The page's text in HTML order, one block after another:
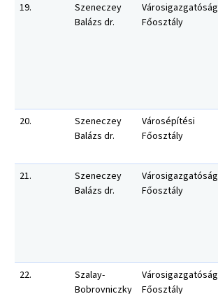
19.
Szeneczey
Balázs dr.
Városigazgatóság
Főosztály
20.
Szeneczey
Balázs dr.
Városépítési
Főosztály
21.
Szeneczey
Balázs dr.
Városigazgatóság
Főosztály
22.
Szalay-
Bobrovniczky
Városigazgatóság
Főosztály